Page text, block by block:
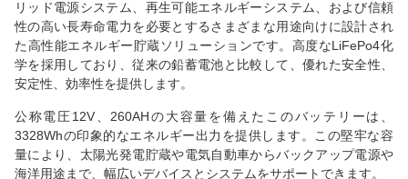
リッド電源システム、再生可能エネルギーシステム、および信頼
性の高い長寿命電力を必要とするさまざまな用途向けに設計され
た高性能エネルギー貯蔵ソリューションです。高度なLiFePo4化
学を採用しており、従来の鉛蓄電池と比較して、優れた安全性、
安定性、効率性を提供します。
公称電圧12V、260AHの大容量を備えたこのバッテリーは、
3328Whの印象的なエネルギー出力を提供します。この堅牢な容
量により、太陽光発電貯蔵や電気自動車からバックアップ電源や
海洋用途まで、幅広いデバイスとシステムをサポートできます。